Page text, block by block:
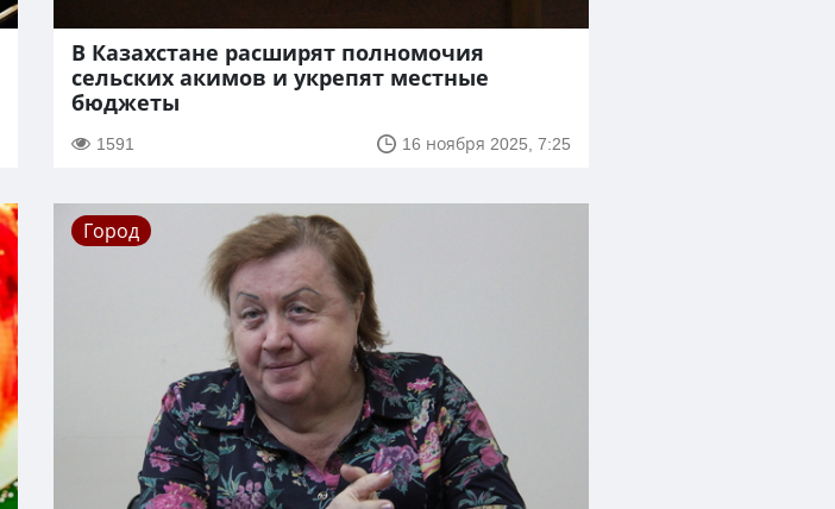
В Казахстане расширят полномочия
сельских акимов и укрепят местные
бюджеты
1591 16 ноября 2025, 7:25
Город